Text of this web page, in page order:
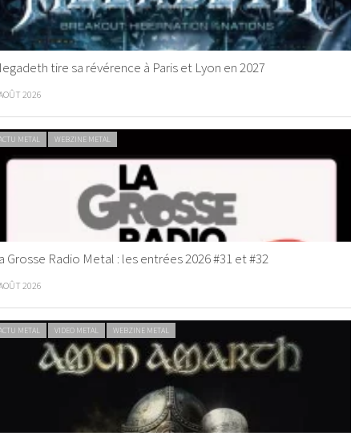
tire sa révérence à Paris et Lyon en 2027
2026
METAL WEBZINE METAL
Grosse Radio Metal : les entrées 2026 #31 et #32
2026
METAL VIDEO METAL WEBZINE METAL